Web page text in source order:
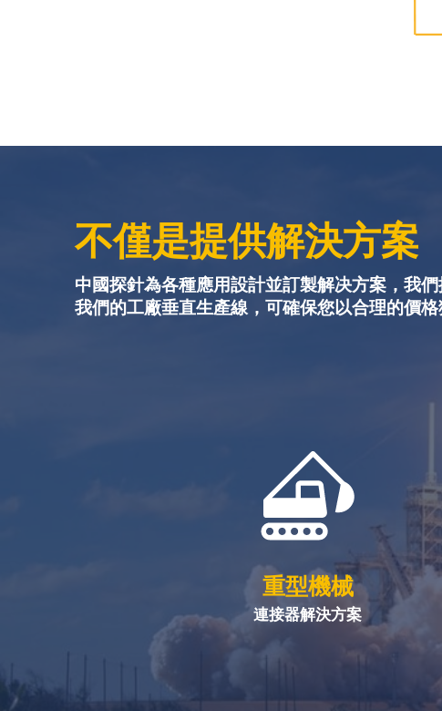
不僅是提供解決方案
中國探針為各種應用設計並訂製解决方案，我
我們的工廠垂直生產線，可確保您以合理的價格
重型機械
連接器解決方案